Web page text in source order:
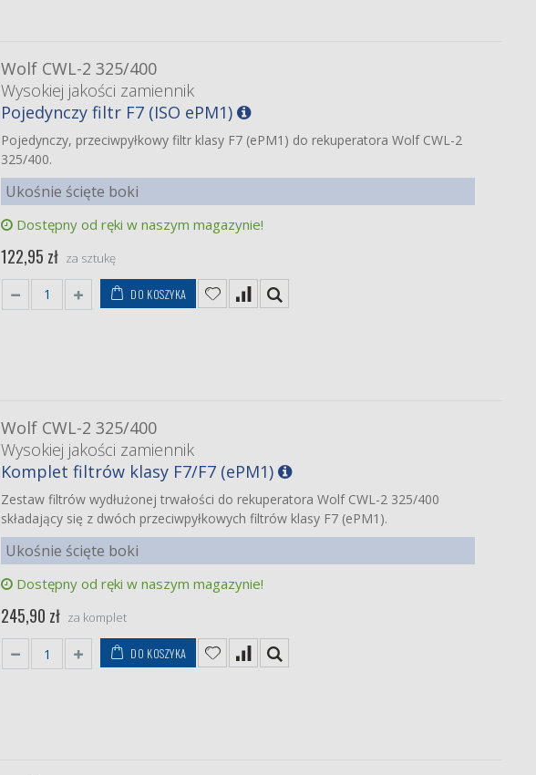
Wolf CWL-2 325/400
Wysokiej jakości zamiennik
Pojedynczy filtr F7 (ISO ePM1)
Pojedynczy, przeciwpyłkowy filtr klasy F7 (ePM1) do rekuperatora Wolf CWL-2
325/400.
Ukośnie ścięte boki
Dostępny od ręki w naszym magazynie!
122,95 zł za sztukę
DO KOSZYKA
Wolf CWL-2 325/400
Wysokiej jakości zamiennik
Komplet filtrów klasy F7/F7 (ePM1)
Zestaw filtrów wydłużonej trwałości do rekuperatora Wolf CWL-2 325/400
składający się z dwóch przeciwpyłkowych filtrów klasy F7 (ePM1).
Ukośnie ścięte boki
Dostępny od ręki w naszym magazynie!
245,90 zł za komplet
DO KOSZYKA